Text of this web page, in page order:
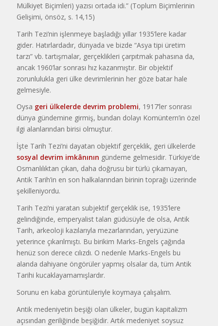
Mülkiyet Biçimleri) yazısı ortada idi.” (Toplum Biçimlerinin
Gelişimi, önsöz, s. 14,15)
Tarih Tezi’nin işlenmeye başladığı yıllar 1935’lere kadar
gider. Hatırlardadır, dünyada ve bizde “Asya tipi üretim
tarzı” vb. tartışmalar, gerçeklikleri çarpıtmak pahasına da,
ancak 1960’lar sonrası hız kazanmıştır. Bir objektif
zorunlulukla geri ülke devrimlerinin her göze batar hale
gelmesiyle.
Oysa geri ülkelerde devrim problemi, 1917’ler sonrası
dünya gündemine girmiş, bundan dolayı Komüntern’in özel
ilgi alanlarından birisi olmuştur.
İşte Tarih Tezi’ni dayatan objektif gerçeklik, geri ülkelerde
sosyal devrim imkânının gündeme gelmesidir. Türkiye’de
Osmanlılıktan çıkan, daha doğrusu bir türlü çıkamayan,
Antik Tarih’in en son halkalarından birinin toprağı üzerinde
şekilleniyordu.
Tarih Tezi’ni yaratan subjektif gerçeklik ise, 1935’lere
gelindiğinde, emperyalist talan güdüsüyle de olsa, Antik
Tarih, arkeoloji kazılarıyla mezarlarından, yeryüzüne
yeterince çıkarılmıştı. Bu birikim Marks-Engels çağında
henüz son derece cılızdı. O nedenle Marks-Engels bu
alanda dahiyane öngörüler yapmış olsalar da, tüm Antik
Tarihi kucaklayamamışlardır.
Sorunu en kaba görüntüleriyle koymaya çalışalım.
Antik medeniyetin beşiği olan ülkeler, bugün kapitalizm
açısından geriliğinde beşiğidir. Artık medeniyet soysuz